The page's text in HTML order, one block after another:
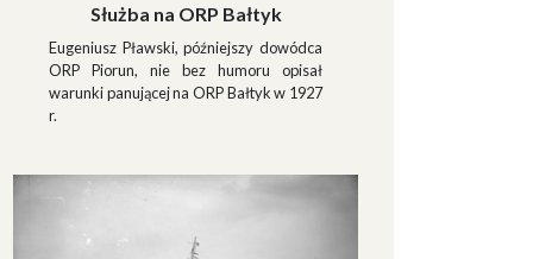
Służba na ORP Bałtyk
Eugeniusz Pławski, późniejszy dowódca
ORP Piorun, nie bez humoru opisał
warunki panującej na ORP Bałtyk w 1927
r.